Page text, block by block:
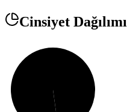
Cinsiyet Dağılımı